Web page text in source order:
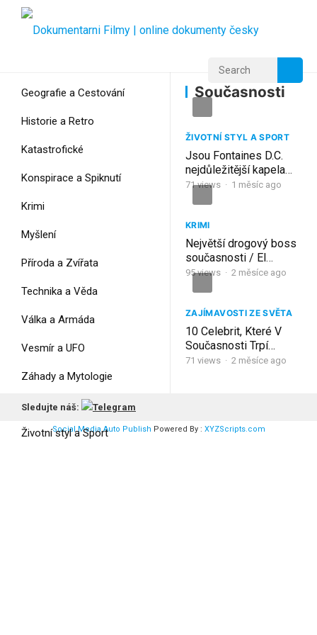
Geografie a Cestování
Historie a Retro
Katastrofické
Konspirace a Spiknutí
Krimi
Myšlení
Příroda a Zvířata
Technika a Věda
Válka a Armáda
Vesmír a UFO
Záhady a Mytologie
Zajímavosti ze světa
Životní styl a Sport
Současnosti
Současnosti
ŽIVOTNÍ STYL A SPORT
Jsou Fontaines D.C.
nejdůležitější kapela
současnosti?
71views · 1 měsíc ago
KRIMI
Největší drogový boss
současnosti / El
Mencho
95views · 2 měsíce ago
ZAJÍMAVOSTI ZE SVĚTA
10 Celebrit, Které V
Současnosti Trpí…
71 views · 2 měsíce ago
Sledujte náš:
Social Media Auto Publish Powered By : XYZScripts.com